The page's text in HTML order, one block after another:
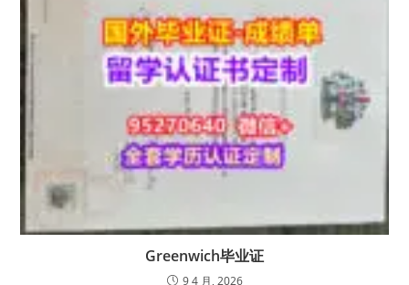
Greenwich毕业证
9 4 月, 2026